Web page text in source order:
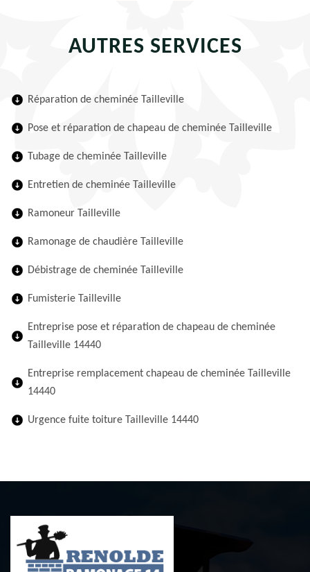
AUTRES SERVICES
Réparation de cheminée Tailleville
Pose et réparation de chapeau de cheminée Tailleville
Tubage de cheminée Tailleville
Entretien de cheminée Tailleville
Ramoneur Tailleville
Ramonage de chaudière Tailleville
Débistrage de cheminée Tailleville
Fumisterie Tailleville
Entreprise pose et réparation de chapeau de cheminée
Tailleville 14440
Entreprise remplacement chapeau de cheminée Tailleville
14440
Urgence fuite toiture Tailleville 14440